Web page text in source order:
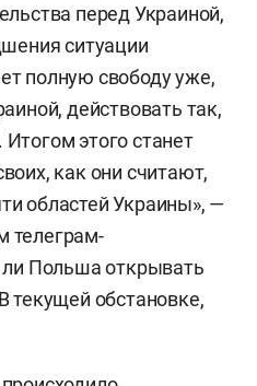
перед Украиной,
ситуации
полную свободу уже,
действовать так,
этого станет
как они считают,
областей Украины», —
телеграм-
ли Польша открывать
текущей обстановке,